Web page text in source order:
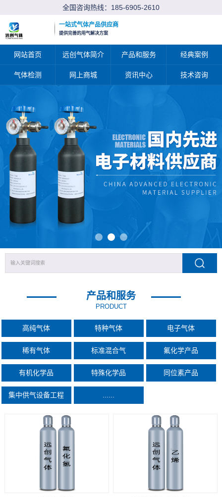
全国咨询热线： 185-6905-2610
一站式气体产品供应商
提供完善的用气解决方案
网站首页 远创气体简介 产品和服务 经典案例
气体检测 网上商城 资讯中心 技术咨询
产品和服务
PRODUCT
高纯气体 特种气体 电子气体
稀有气体 标准混合气 氟化学产品
有机化学品 特殊化学品 同位素产品
集中供气设备工程 ......